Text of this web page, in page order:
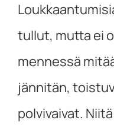
tullut, mutta ei
mennessä
jännitän,
polvivaivat.